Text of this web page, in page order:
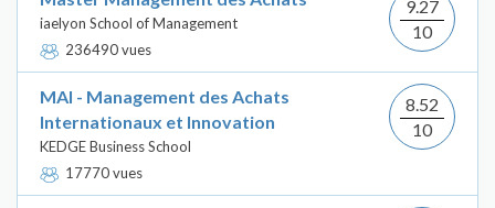
iaelyon School of Management
236490 vues
9.27
10
MAI - Management des Achats
Internationaux et Innovation
KEDGE Business School
17770 vues
8.52
10